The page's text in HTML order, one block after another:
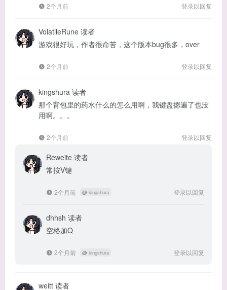
2个月前 登录以回复
VolatileRune 读者
游戏很好玩，作者很命苦，这个版本bug很多，over
2个月前 登录以回复
kingshura 读者
那个背包里的药水什么的怎么用啊，我键盘摁遍了也没
用啊。。。
2个月前 登录以回复
Reweite 读者
常按V键
2个月前 @ kingshura 登录以回复
dhhsh 读者
空格加Q
2个月前 @ kingshura 登录以回复
weitt 读者